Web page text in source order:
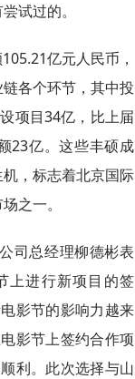
试过的。
亿元人民币，
各个环节，其中投
项目34亿，比上届
23亿。这些丰硕成
，标志着北京国际
之一。
司总经理柳德彬表
上进行新项目的签
影节的影响力越来
影节上签约合作项
利。此次选择与山